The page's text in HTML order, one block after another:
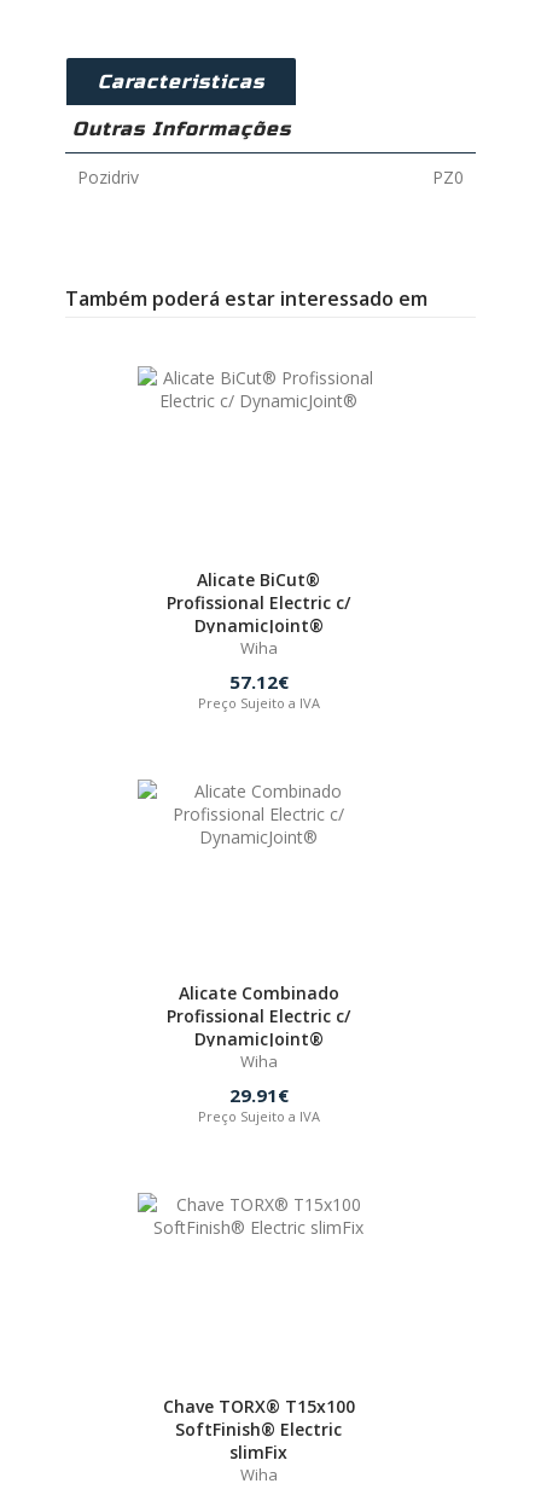
Caracteristicas
Outras Informações
Pozidriv PZ0
Também poderá estar interessado em
Alicate BiCut®
Profissional Electric c/
DynamicJoint®
Wiha
57.12€
Preço Sujeito a IVA
Alicate Combinado
Profissional Electric c/
DynamicJoint®
Wiha
29.91€
Preço Sujeito a IVA
Chave TORX® T15x100
SoftFinish® Electric
slimFix
Wiha